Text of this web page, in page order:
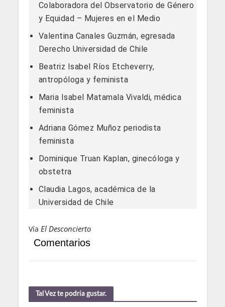
Colaboradora del Observatorio de Género
y Equidad – Mujeres en el Medio
Valentina Canales Guzmán, egresada
Derecho Universidad de Chile
Beatriz Isabel Ríos Etcheverry,
antropóloga y feminista
Maria Isabel Matamala Vivaldi, médica
feminista
Adriana Gómez Muñoz periodista
feminista
Dominique Truan Kaplan, ginecóloga y
obstetra
Claudia Lagos, académica de la
Universidad de Chile
Vía El Desconcierto
Comentarios
Tal Vez te podría gustar.